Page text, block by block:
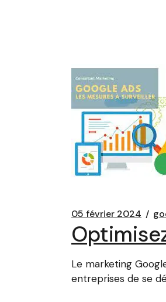
05 février 2024
Le marketing
entreprises de se